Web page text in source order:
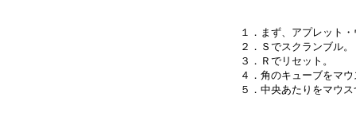
１．まず、アプレット
２．Ｓでスクランブル。
３．Ｒでリセット。
４．角のキューブをマ